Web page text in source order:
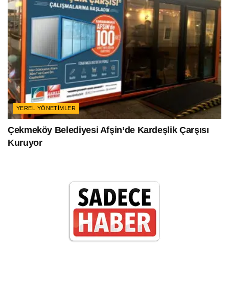
YEREL YÖNETIMLER
Çekmeköy Belediyesi Afşin’de Kardeşlik Çarşısı
Kuruyor